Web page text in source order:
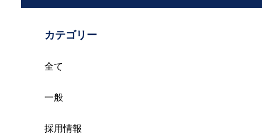
カテゴリー
全て
一般
採用情報